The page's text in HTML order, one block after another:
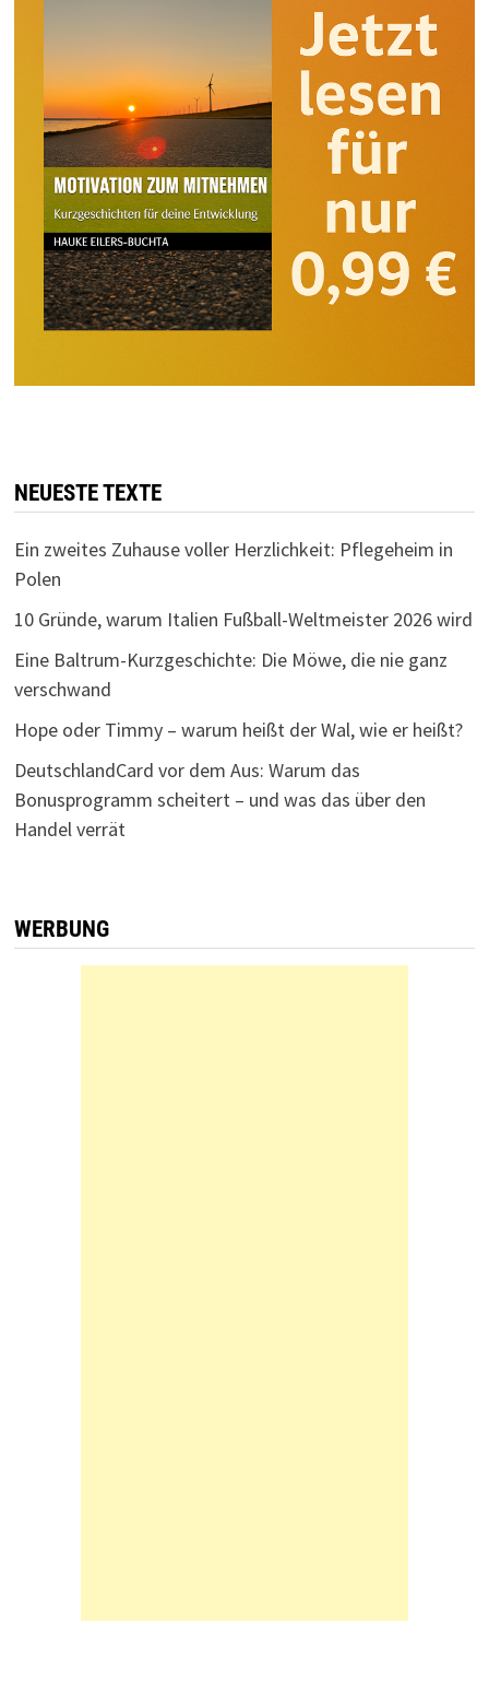
NEUESTE TEXTE
Ein zweites Zuhause voller Herzlichkeit: Pflegeheim in
Polen
10 Gründe, warum Italien Fußball-Weltmeister 2026 wird
Eine Baltrum-Kurzgeschichte: Die Möwe, die nie ganz
verschwand
Hope oder Timmy – warum heißt der Wal, wie er heißt?
DeutschlandCard vor dem Aus: Warum das
Bonusprogramm scheitert – und was das über den
Handel verrät
WERBUNG